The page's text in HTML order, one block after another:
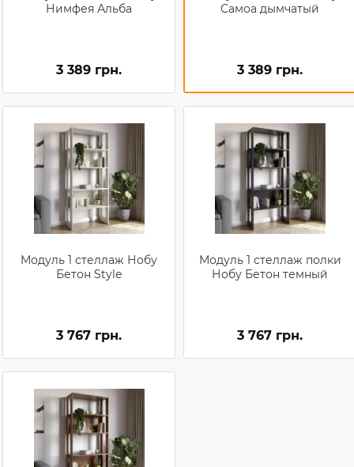
Нимфея Альба
3 389 грн.
Самоа дымчатый
3 389 грн.
Модуль 1 стеллаж Нобу
Бетон Style
3 767 грн.
Модуль 1 стеллаж полки
Нобу Бетон темный
3 767 грн.